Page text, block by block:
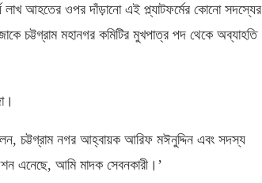
আহতের ওপর দাঁড়ানো এই প্ল্যাটফর্মের কোনো সদস্যের
চট্টগ্রাম মহানগর কমিটির মুখপাত্র পদ থেকে অব্যাহতি
, চট্টগ্রাম নগর আহ্বায়ক আরিফ মঈনুদ্দিন এবং সদস্য
এনেছে, আমি মাদক সেবনকারী।’